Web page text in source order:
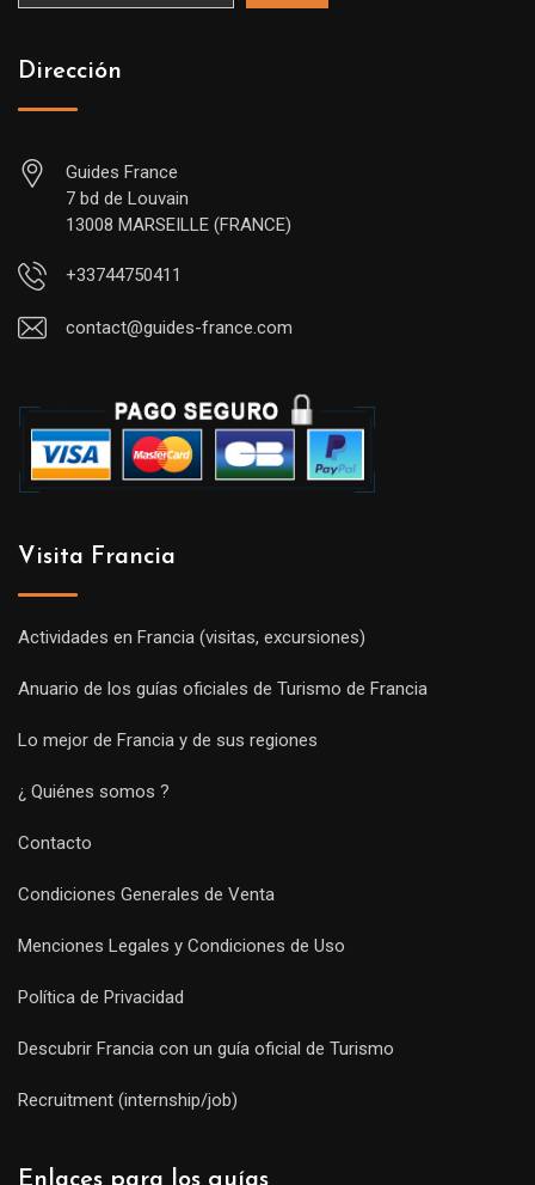
Dirección
Guides France
7 bd de Louvain
13008 MARSEILLE (FRANCE)
+33744750411
contact@guides-france.com
Visita Francia
Actividades en Francia (visitas, excursiones)
Anuario de los guías oficiales de Turismo de Francia
Lo mejor de Francia y de sus regiones
¿ Quiénes somos ?
Contacto
Condiciones Generales de Venta
Menciones Legales y Condiciones de Uso
Política de Privacidad
Descubrir Francia con un guía oficial de Turismo
Recruitment (internship/job)
Enlaces para los guías